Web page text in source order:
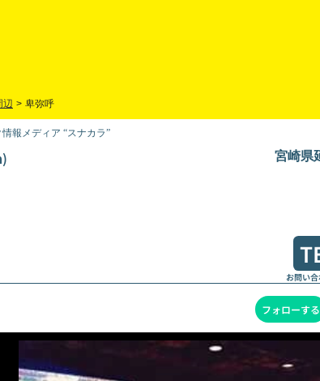
辺 > 卑弥呼
報メディア “スナカラ”
宮崎県
お問い
フォローする